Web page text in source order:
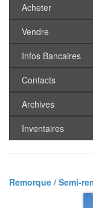
Acheter
Vendre
Infos Bancaires
Contacts
Archives
Inventaires
Remorque / Semi-